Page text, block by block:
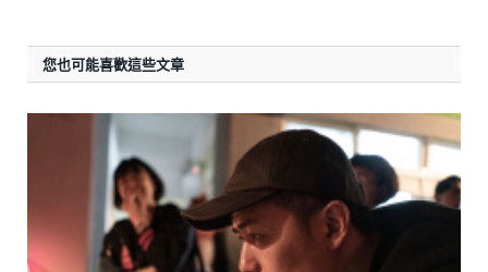
您也可能喜歡這些文章